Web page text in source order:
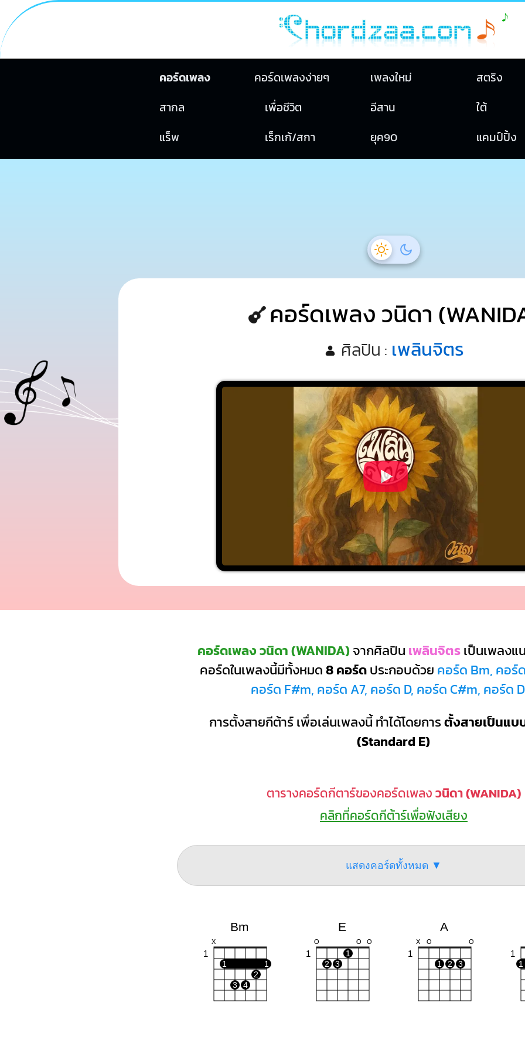
คอร์ดเพลง คอร์ดเพลงง่ายๆ เพลงใหม่
สตริง
สากล
เพื่อชีวิต อีสาน
ใต้
แร็พ
เร็กเก้/สกา ยุค90 แคมป์ปิ้ง
คอร์ดเพลง วนิดา
ศิลปิน : เพลินจิตร
คอร์ดเพลง วนิดา (WANIDA) จากศิลปิน เพลินจิตรเป็นเพลงแ
คอร์ดในเพลงนี้มีทั้งหมด8 คอร์ดประกอบด้วย คอร์ด Bm, คอร์
คอร์ด F#m, คอร์ด A7, คอร์ด D, คอร์ด C#m, คอร์ด
การตั้งสายกีต้าร์ เพื่อเล่นเพลงนี้ ทำได้โดยการตั้งสายเป็นแบ
(Standard E)
ตารางคอร์ดกีตาร์ของคอร์ดเพลงวนิดา (WANIDA)
คลิกที่คอร์ดกีต้าร์เพื่อฟังเสียง
แสดงคอร์ดทั้งหมด ▼
Bm
X
1
1
1
2
3
4
E
O O O
1
1
2
3
A
X O O
1
1 2 3
1
1